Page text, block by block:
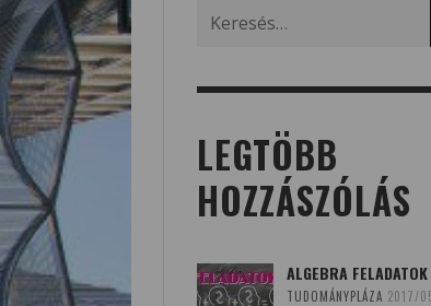
for:
LEGTÖBB
HOZZÁSZÓLÁS
ALGEBRA FELADATOK
TUDOMÁNYPLÁZA 2017/